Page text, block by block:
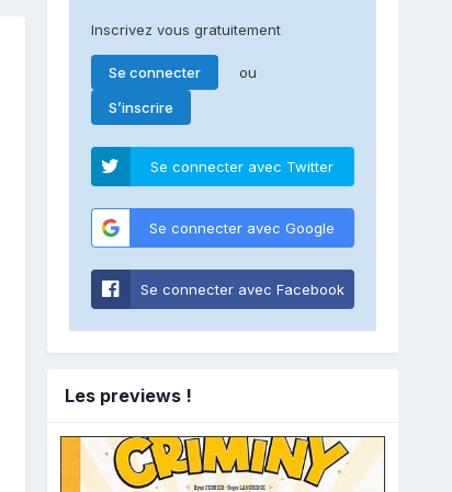
Inscrivez vous gratuitement
Se connecter ou
S’inscrire
Se connecter avec Twitter
Se connecter avec Google
Se connecter avec Facebook
Les previews !